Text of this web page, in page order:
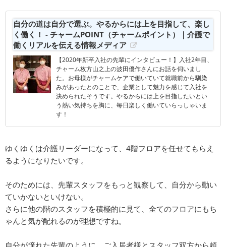
自分の道は自分で選ぶ。やるからには上を目指して、楽し
く働く！ - チャームPOINT（チャームポイント）｜介護で
働くリアルを伝える情報メディア
【2020年新卒入社の先輩にインタビュー！】入社2年目、
チャーム枚方山之上の波田優作さんにお話を伺いまし
た。お母様がチャームケアで働いていて就職前から馴染
みがあったとのことで、企業として魅力を感じて入社を
決められたそうです。やるからには上を目指したいとい
う熱い気持ちを胸に、毎日楽しく働いていらっしゃいま
す！
ゆくゆくは介護リーダーになって、4階フロアを任せてもらえ
るようになりたいです。
そのためには、先輩スタッフをもっと観察して、自分から動い
ていかないといけない。
さらに他の階のスタッフを積極的に見て、全てのフロアにもち
ゃんと気が配れるのが理想ですね。